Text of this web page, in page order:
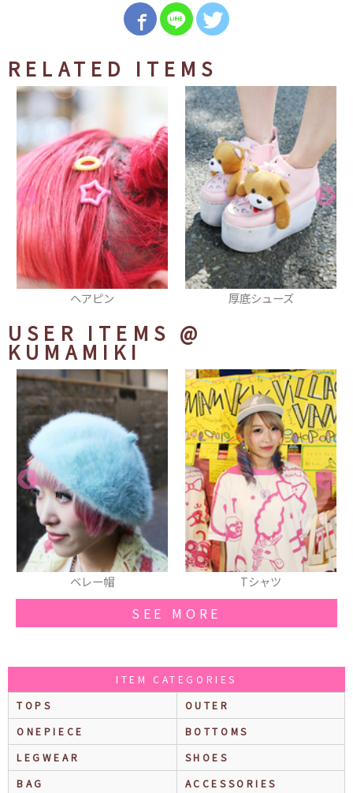
RELATED ITEMS
厚底シューズ ピアス
USER ITEMS @
KUMAMIKI
Tシャツ リング(リボン)
SEE MORE
ITEM CATEGORIES
TOPS
OUTER
ONEPIECE
BOTTOMS
LEGWEAR
SHOES
BAG
ACCESSORIES